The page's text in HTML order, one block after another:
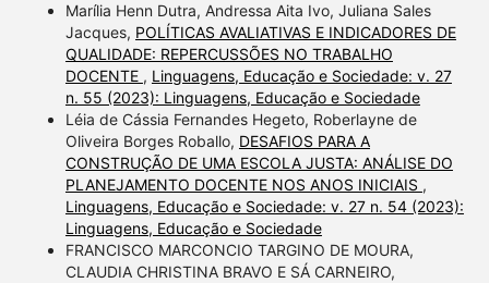
Marília Henn Dutra, Andressa Aita Ivo, Juliana Sales
Jacques, POLÍTICAS AVALIATIVAS E INDICADORES DE
QUALIDADE: REPERCUSSÕES NO TRABALHO
DOCENTE , Linguagens, Educação e Sociedade: v. 27
n. 55 (2023): Linguagens, Educação e Sociedade
Léia de Cássia Fernandes Hegeto, Roberlayne de
Oliveira Borges Roballo, DESAFIOS PARA A
CONSTRUÇÃO DE UMA ESCOLA JUSTA: ANÁLISE DO
PLANEJAMENTO DOCENTE NOS ANOS INICIAIS ,
Linguagens, Educação e Sociedade: v. 27 n. 54 (2023):
Linguagens, Educação e Sociedade
FRANCISCO MARCONCIO TARGINO DE MOURA,
CLAUDIA CHRISTINA BRAVO E SÁ CARNEIRO,